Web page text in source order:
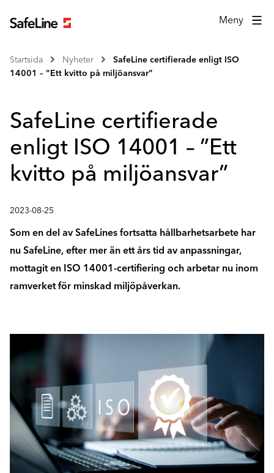
Meny
Startsida Nyheter
SafeLine certifierade enligt ISO
14001 – ”Ett kvitto på miljöansvar”
SafeLine certifierade
enligt ISO 14001 – ”Ett
kvitto på miljöansvar”
2023-08-25
Som en del av SafeLines fortsatta hållbarhetsarbete har
nu SafeLine, efter mer än ett års tid av anpassningar,
mottagit en ISO 14001-certifiering och arbetar nu inom
ramverket för minskad miljöpåverkan.